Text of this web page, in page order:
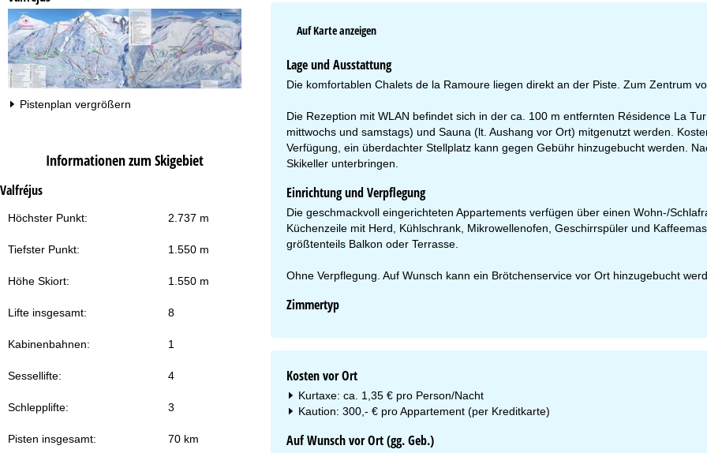
Pistenplan vergrößern
Informationen zum Skigebiet
Valfréjus
Höchster Punkt: 2.737 m
Tiefster Punkt: 1.550 m
Höhe Skiort: 1.550 m
Lifte insgesamt: 8
Kabinenbahnen: 1
Sessellifte: 4
Schlepplifte: 3
Pisten insgesamt: 70 km
Auf Karte anzeigen
Lage und Ausstattung
Die komfortablen Chalets de la Ramoure liegen direkt an der Piste. Zum Zentrum
Die Rezeption mit WLAN befindet sich in der ca. 100 m entfernten Résidence La
mittwochs und samstags) und Sauna (lt. Aushang vor Ort) mitgenutzt werden.
Verfügung, ein überdachter Stellplatz kann gegen Gebühr hinzugebucht werden.
Skikeller unterbringen.
Einrichtung und Verpflegung
Die geschmackvoll eingerichteten Appartements verfügen über einen Wohn-/
Küchenzeile mit Herd, Kühlschrank, Mikrowellenofen, Geschirrspüler und
größtenteils Balkon oder Terrasse.
Ohne Verpflegung. Auf Wunsch kann ein Brötchenservice vor Ort hinzugebucht
Zimmertyp
Kosten vor Ort
Kurtaxe: ca. 1,35 € pro Person/Nacht
Kaution: 300,- € pro Appartement (per Kreditkarte)
Auf Wunsch vor Ort (gg. Geb.)